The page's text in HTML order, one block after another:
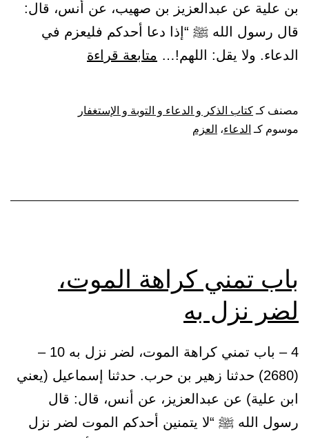
بن علية عن عبدالعزيز بن صهيب، عن أنس، قال:
قال رسول الله ﷺ “إذا دعا أحدكم فليعزم في
الدعاء. ولا يقل: اللهم!… متابعة قراءة
بالدعاء،
مصنف كـكتاب الذكر و الدعاء و التوبة و الإستغفار
موسوم كـ الدعاء، العزم
باب تمني كراهة الموت،
لضر نزل به
4 – باب تمني كراهة الموت، لضر نزل به 10 –
(2680) حدثنا زهير بن حرب. حدثنا إسماعيل (يعني
ابن علية) عن عبدالعزيز، عن أنس، قال: قال
رسول الله ﷺ “لا يتمنين أحدكم الموت لضر نزل